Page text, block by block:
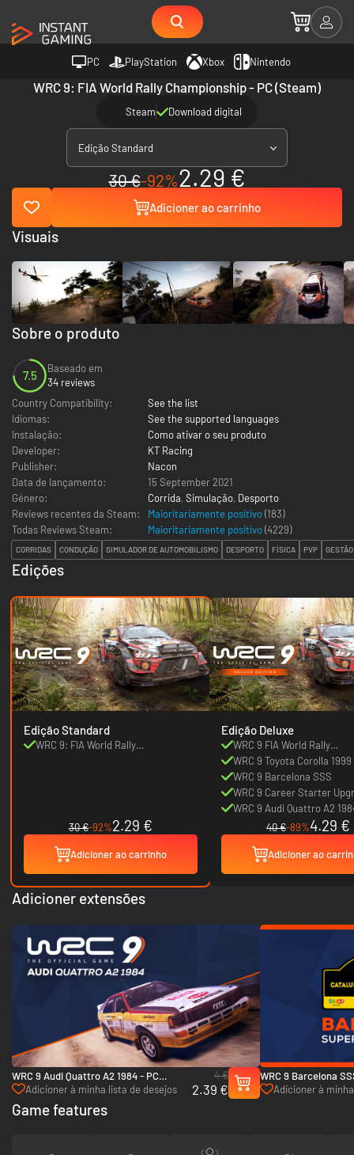
PC PlayStation Xbox Nintendo
WRC 9: FIA World Rally Championship - PC (Steam)
Steam Download digital
Edição Standard
30 €-92%2.29 €
Adicioner ao carrinho
Sobre o produto
7.5
Baseado em
34 reviews
Country Compatibility:
See the list
Idiomas:
See the supported languages
Instalação:
Como ativar o seu produto
Developer:
KT Racing
Publisher:
Nacon
Data de lançamento:
15 September 2021
Género:
Corrida, Simulação, Desporto
Reviews recentes da Steam:
Maioritariamente positivo(183)
Todas Reviews Steam:
Maioritariamente positivo(4229)
CORRIDAS CONDUÇÃO SIMULADOR DE AUTOMOBILISMO DESPORTO FÍSICA PVP GESTÃO
Edições
Edição Standard
WRC 9: FIA World Rally
30 €-92%2.29 €
Adicioner ao carrinho
Edição Deluxe
WRC 9 FIA World Rally
Championship
WRC 9 Toyota Corolla 1999
WRC 9 Barcelona SSS
WRC 9 Career Starter
WRC 9 Audi Quattro A2
40 €-89%4.29 €
Adicioner ao
Adicioner extensões
WRC 9 Audi Quattro A2 1984 - PC
(Steam)
Adicioner à minha lista de desejos
4 €
2.39 €
WRC 9 Barcelona
Adicioner à
Visuais
Game features